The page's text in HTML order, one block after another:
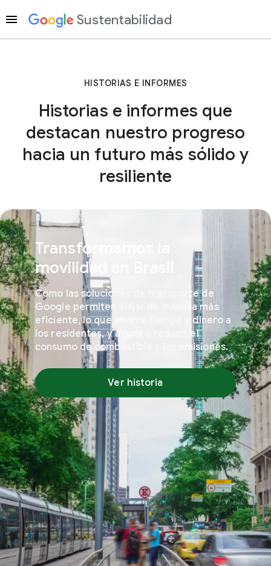
Sustentabilidad
HISTORIAS E INFORMES
Historias e informes que
destacan nuestro progreso
hacia un futuro más sólido y
resiliente
Transformamos la
movilidad en Brasil
Cómo las soluciones de transporte de
Google permiten viajar de manera más
eficiente, lo que ahorra tiempo y dinero a
los residentes, y ayuda a reducir el
consumo de combustible y las emisiones.
Ver historia